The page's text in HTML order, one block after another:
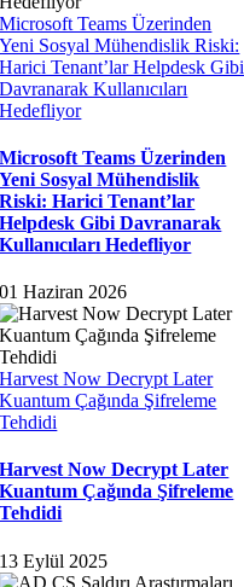
Microsoft Teams Üzerinden
Yeni Sosyal Mühendislik Riski:
Harici Tenant’lar Helpdesk Gibi
Davranarak Kullanıcıları
Hedefliyor
Microsoft Teams Üzerinden
Yeni Sosyal Mühendislik
Riski: Harici Tenant’lar
Helpdesk Gibi Davranarak
Kullanıcıları Hedefliyor
01 Haziran 2026
Harvest Now Decrypt Later
Kuantum Çağında Şifreleme
Tehdidi
Harvest Now Decrypt Later
Kuantum Çağında Şifreleme
Tehdidi
13 Eylül 2025